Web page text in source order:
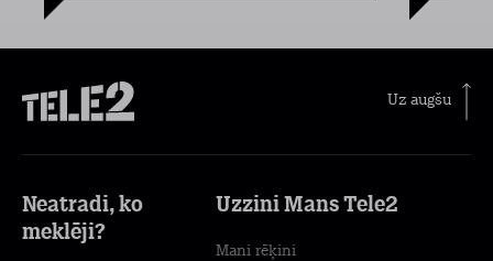
Uz augšu
Neatradi, ko
meklēji?
Uzzini Mans Tele2
Mani rēķini